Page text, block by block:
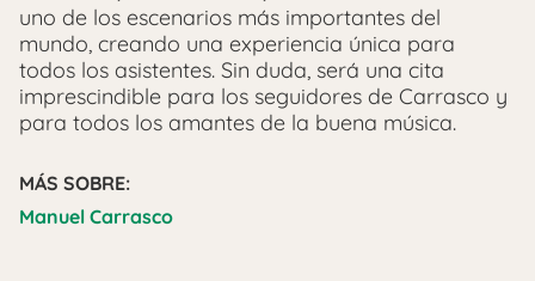
uno de los escenarios más importantes del
mundo, creando una experiencia única para
todos los asistentes. Sin duda, será una cita
imprescindible para los seguidores de Carrasco y
para todos los amantes de la buena música.
MÁS SOBRE:
Manuel Carrasco